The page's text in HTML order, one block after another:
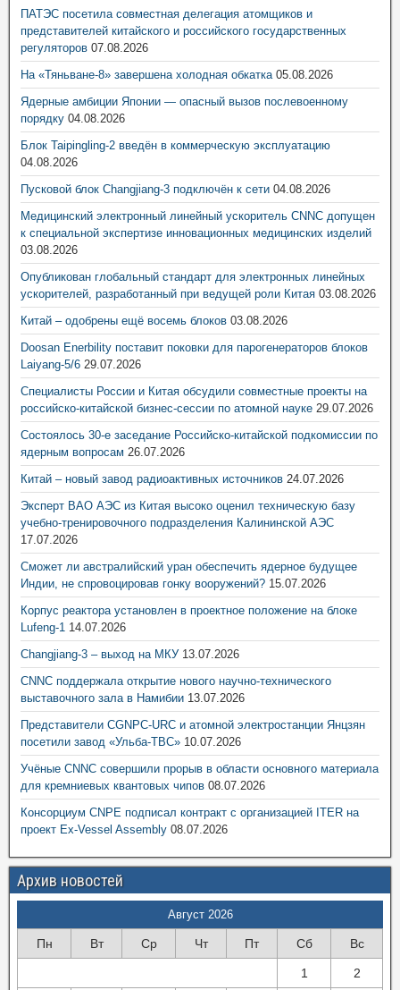
ПАТЭС посетила совместная делегация атомщиков и
представителей китайского и российского государственных
регуляторов 07.08.2026
На «Тяньване-8» завершена холодная обкатка 05.08.2026
Ядерные амбиции Японии — опасный вызов послевоенному
порядку 04.08.2026
Блок Taipingling-2 введён в коммерческую эксплуатацию
04.08.2026
Пусковой блок Changjiang-3 подключён к сети 04.08.2026
Медицинский электронный линейный ускоритель CNNC допущен
к специальной экспертизе инновационных медицинских изделий
03.08.2026
Опубликован глобальный стандарт для электронных линейных
ускорителей, разработанный при ведущей роли Китая 03.08.2026
Китай – одобрены ещё восемь блоков 03.08.2026
Doosan Enerbility поставит поковки для парогенераторов блоков
Laiyang-5/6 29.07.2026
Специалисты России и Китая обсудили совместные проекты на
российско-китайской бизнес-сессии по атомной науке 29.07.2026
Состоялось 30-е заседание Российско-китайской подкомиссии по
ядерным вопросам 26.07.2026
Китай – новый завод радиоактивных источников 24.07.2026
Эксперт ВАО АЭС из Китая высоко оценил техническую базу
учебно-тренировочного подразделения Калининской АЭС
17.07.2026
Сможет ли австралийский уран обеспечить ядерное будущее
Индии, не спровоцировав гонку вооружений? 15.07.2026
Корпус реактора установлен в проектное положение на блоке
Lufeng-1 14.07.2026
Changjiang-3 – выход на МКУ 13.07.2026
CNNC поддержала открытие нового научно-технического
выставочного зала в Намибии 13.07.2026
Представители CGNPC-URC и атомной электростанции Янцзян
посетили завод «Ульба-ТВС» 10.07.2026
Учёные CNNC совершили прорыв в области основного материала
для кремниевых квантовых чипов 08.07.2026
Консорциум CNPE подписал контракт с организацией ITER на
проект Ex-Vessel Assembly 08.07.2026
Архив новостей
Август 2026
Пн Вт Ср Чт Пт Сб Вс
1 2